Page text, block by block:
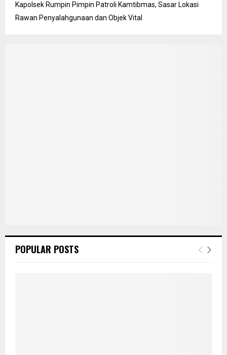
Kapolsek Rumpin Pimpin Patroli Kamtibmas, Sasar Lokasi
Rawan Penyalahgunaan dan Objek Vital
POPULAR POSTS